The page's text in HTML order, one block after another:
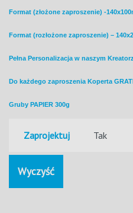
Format (złożone zaproszenie) -
Format (rozłożone zaproszenie) –
Pełna Personalizacja w naszym
Do każdego zaproszenia Koperta
Gruby PAPIER 300g
Zaprojektuj
Wyczyść